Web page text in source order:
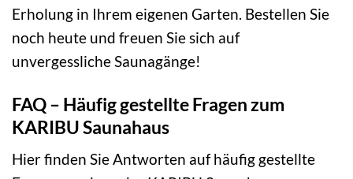
Erholung in Ihrem eigenen Garten. Bestellen Sie
noch heute und freuen Sie sich auf
unvergessliche Saunagänge!
FAQ – Häufig gestellte Fragen zum
KARIBU Saunahaus
Hier finden Sie Antworten auf häufig gestellte